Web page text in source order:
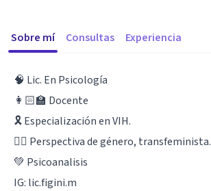
Sobre mí Consultas Experiencia
🧠 Lic. En Psicología
👩🏻‍🏫 Docente
🎗️ Especialización en VIH.
🏳️‍🌈 Perspectiva de género, transfeminista.
💚 Psicoanalisis
IG: lic.figini.m